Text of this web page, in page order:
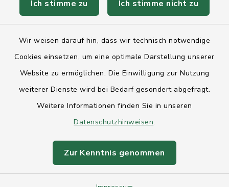
Ich stimme zu Ich stimme nicht zu
Wir weisen darauf hin, dass wir technisch notwendige
Cookies einsetzen, um eine optimale Darstellung unserer
Website zu ermöglichen. Die Einwilligung zur Nutzung
weiterer Dienste wird bei Bedarf gesondert abgefragt.
Weitere Informationen finden Sie in unseren
Datenschutzhinweisen.
Zur Kenntnis genommen
Barrierefreiheit
Datenschutz
Impressum
Sitemap
Cookie-Einstellungen